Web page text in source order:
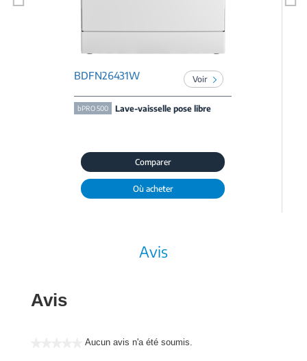
BDFN26431W Voir
bPRO 500 Lave-vaisselle pose libre
Comparer
Où acheter
Avis
Avis
Aucun avis n'a été soumis.